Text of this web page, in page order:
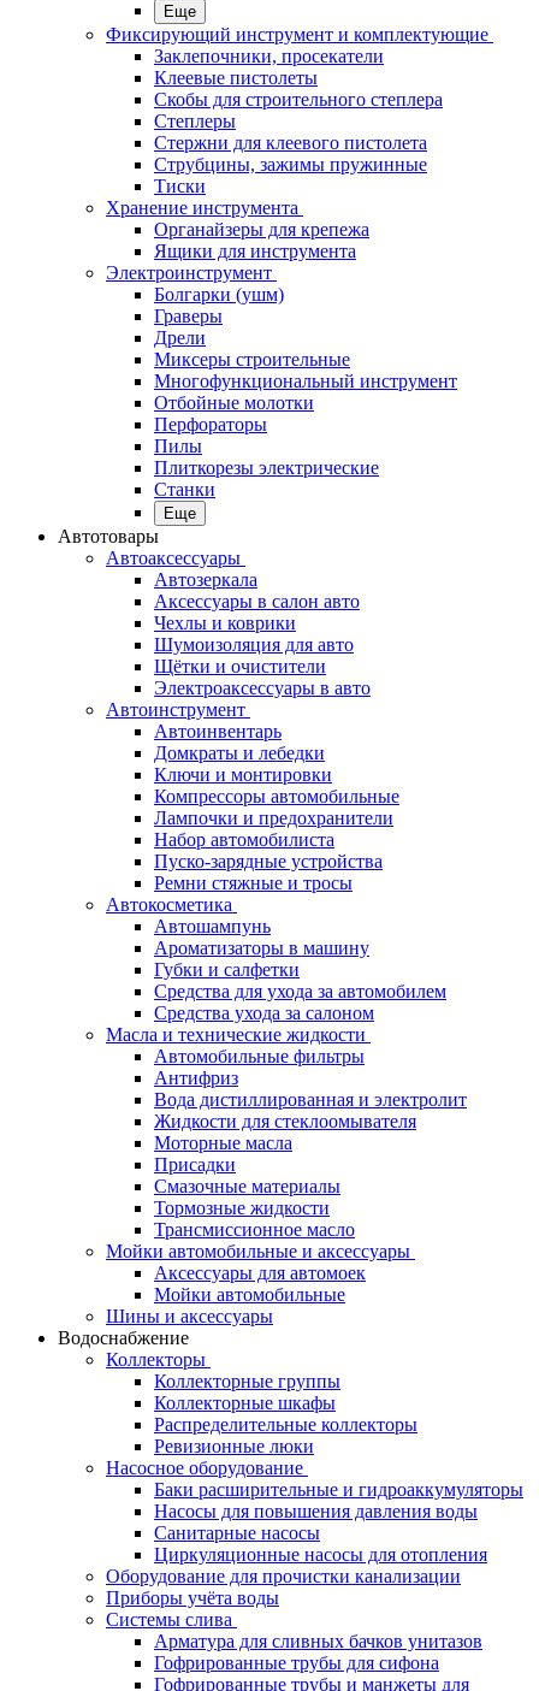
Еще
Фиксирующий инструмент и комплектующие
Заклепочники, просекатели
Клеевые пистолеты
Скобы для строительного степлера
Степлеры
Стержни для клеевого пистолета
Струбцины, зажимы пружинные
Тиски
Хранение инструмента
Органайзеры для крепежа
Ящики для инструмента
Электроинструмент
Болгарки (ушм)
Граверы
Дрели
Миксеры строительные
Многофункциональный инструмент
Отбойные молотки
Перфораторы
Пилы
Плиткорезы электрические
Станки
Еще
Автотовары
Автоаксессуары
Автозеркала
Аксессуары в салон авто
Чехлы и коврики
Шумоизоляция для авто
Щётки и очистители
Электроаксессуары в авто
Автоинструмент
Автоинвентарь
Домкраты и лебедки
Ключи и монтировки
Компрессоры автомобильные
Лампочки и предохранители
Набор автомобилиста
Пуско-зарядные устройства
Ремни стяжные и тросы
Автокосметика
Автошампунь
Ароматизаторы в машину
Губки и салфетки
Средства для ухода за автомобилем
Средства ухода за салоном
Масла и технические жидкости
Автомобильные фильтры
Антифриз
Вода дистиллированная и электролит
Жидкости для стеклоомывателя
Моторные масла
Присадки
Смазочные материалы
Тормозные жидкости
Трансмиссионное масло
Мойки автомобильные и аксессуары
Аксессуары для автомоек
Мойки автомобильные
Шины и аксессуары
Водоснабжение
Коллекторы
Коллекторные группы
Коллекторные шкафы
Распределительные коллекторы
Ревизионные люки
Насосное оборудование
Баки расширительные и гидроаккумуляторы
Насосы для повышения давления воды
Санитарные насосы
Циркуляционные насосы для отопления
Оборудование для прочистки канализации
Приборы учёта воды
Системы слива
Арматура для сливных бачков унитазов
Гофрированные трубы для сифона
Гофрированные трубы и манжеты для